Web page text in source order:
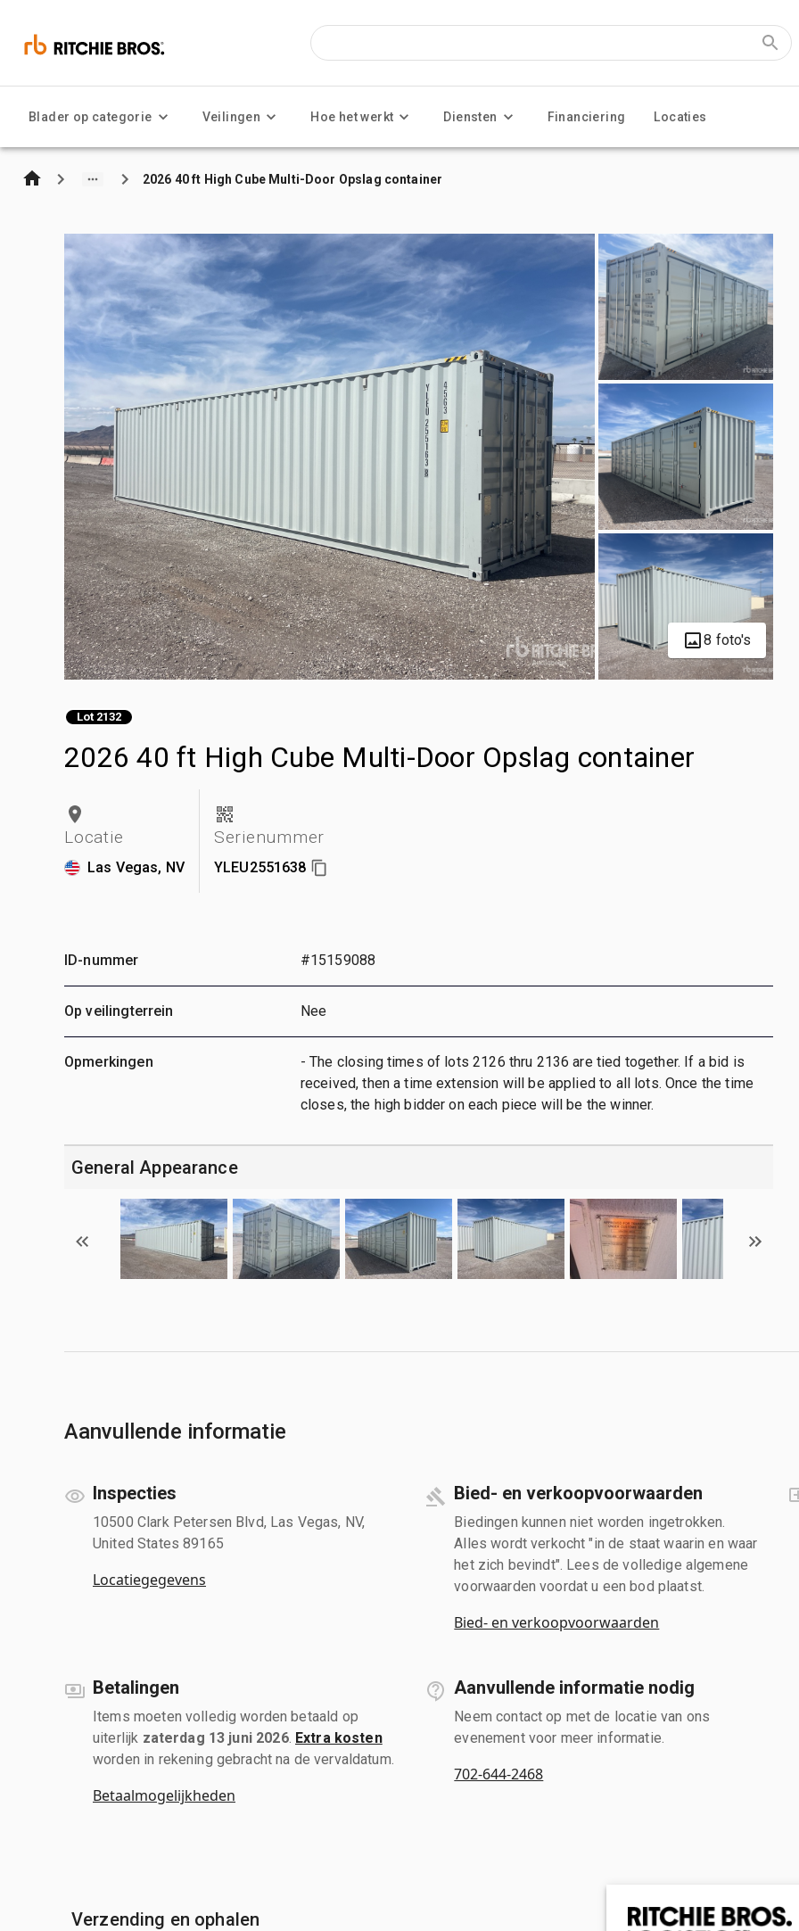
Blader op categorie Veilingen Hoe het werkt Diensten Financiering Locaties
2026 40 ft High Cube Multi-Door Opslag container
8 foto's
Lot 2132
2026 40 ft High Cube Multi-Door Opslag container
Locatie
Las Vegas, NV
Serienummer
YLEU2551638
ID-nummer #15159088
Op veilingterrein Nee
Opmerkingen
- The closing times of lots 2126 thru 2136 are tied together. If a bid is
received, then a time extension will be applied to all lots. Once the time
closes, the high bidder on each piece will be the winner.
General Appearance
Aanvullende informatie
Inspecties
10500 Clark Petersen Blvd, Las Vegas, NV,
United States 89165
Locatiegegevens
Bied- en verkoopvoorwaarden
Biedingen kunnen niet worden ingetrokken.
Alles wordt verkocht "in de staat waarin en waar
het zich bevindt". Lees de volledige algemene
voorwaarden voordat u een bod plaatst.
Bied- en verkoopvoorwaarden
Betalingen
Items moeten volledig worden betaald op
uiterlijk zaterdag 13 juni 2026. Extra kosten
worden in rekening gebracht na de vervaldatum.
Betaalmogelijkheden
Aanvullende informatie nodig
Neem contact op met de locatie van ons
evenement voor meer informatie.
702-644-2468
Verzending en ophalen